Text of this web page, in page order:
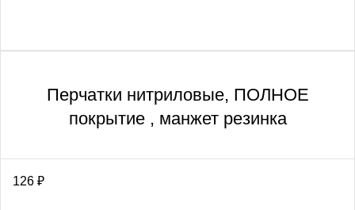
Перчатки нитриловые, ПОЛНОЕ
покрытие , манжет резинка
126 ₽